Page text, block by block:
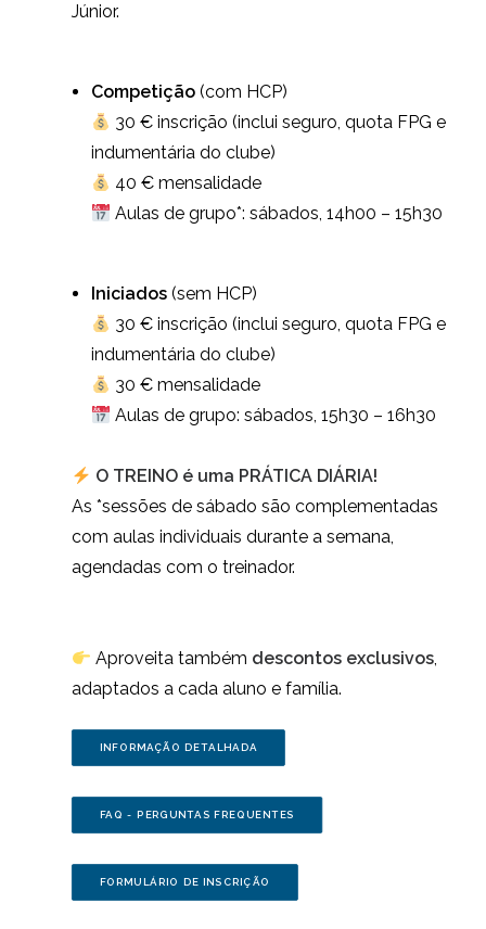
Júnior.
Competição (com HCP)
30 € inscrição (inclui seguro, quota FPG e
indumentária do clube)
40 € mensalidade
Aulas de grupo*: sábados, 14h00 – 15h30
Iniciados (sem HCP)
30 € inscrição (inclui seguro, quota FPG e
indumentária do clube)
30 € mensalidade
Aulas de grupo: sábados, 15h30 – 16h30
O TREINO é uma PRÁTICA DIÁRIA!
As *sessões de sábado são complementadas
com aulas individuais durante a semana,
agendadas com o treinador.
Aproveita também descontos exclusivos,
adaptados a cada aluno e família.
INFORMAÇÃO DETALHADA
FAQ - PERGUNTAS FREQUENTES
FORMULÁRIO DE INSCRIÇÃO